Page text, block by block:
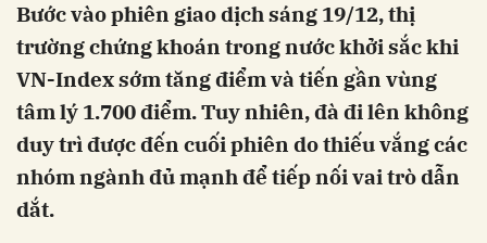
Bước vào phiên giao dịch sáng 19/12, thị
trường chứng khoán trong nước khởi sắc khi
VN-Index sớm tăng điểm và tiến gần vùng
tâm lý 1.700 điểm. Tuy nhiên, đà đi lên không
duy trì được đến cuối phiên do thiếu vắng các
nhóm ngành đủ mạnh để tiếp nối vai trò dẫn
dắt.
Hủy